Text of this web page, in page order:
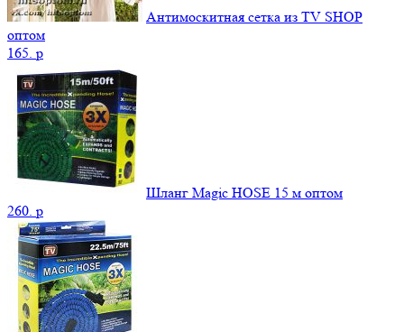
Антимоскитная сетка из TV SHOP
оптом
165. p
Шланг Magic HOSE 15 м оптом
260. p